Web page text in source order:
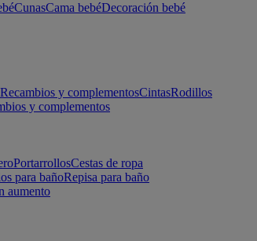
CunasCama bebéDecoración bebé
Recambios y complementosCintasRodillos
y complementos
PortarrollosCestas de ropa
para bañoRepisa para baño
aumento